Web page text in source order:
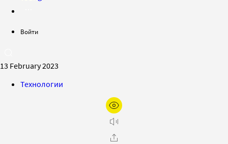
Войти
13 February 2023
Технологии